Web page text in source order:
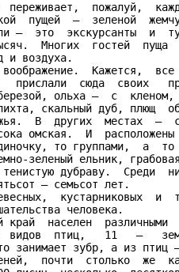
переживает,  пожалуй,
пущей  —  зеленой
—  это  экскурсанты  и
Многих  гостей  пуща
и воздуха.
Кажется,
прислали  сюда  своих
ольха —  с
скальный дуб, плющ
В  других  местах  —
омская.  И
то группами,  а  то
зеленый ельник,
тенистую дубраву.  Среди
— семьсот лет.
кустарниковых  и
человека.
край  населен  различными
видов  птиц,   11   —
занимает зубр, а из
почти  столько  же